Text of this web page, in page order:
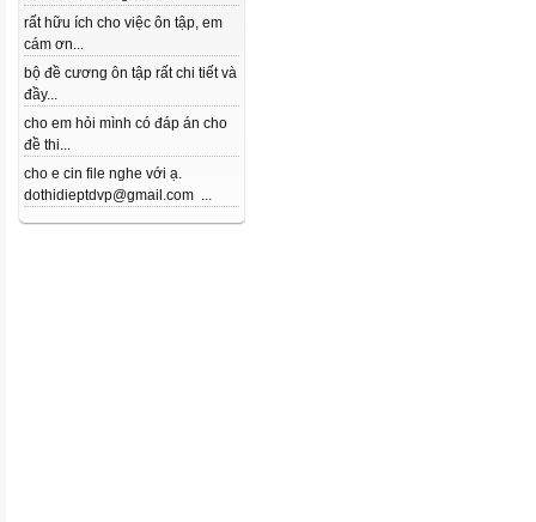
rất hữu ích cho việc ôn tập, em
cám ơn...
bộ đề cương ôn tập rất chi tiết và
đầy...
cho em hỏi mình có đáp án cho
đề thi...
cho e cin file nghe với ạ.
dothidieptdvp@gmail.com ...